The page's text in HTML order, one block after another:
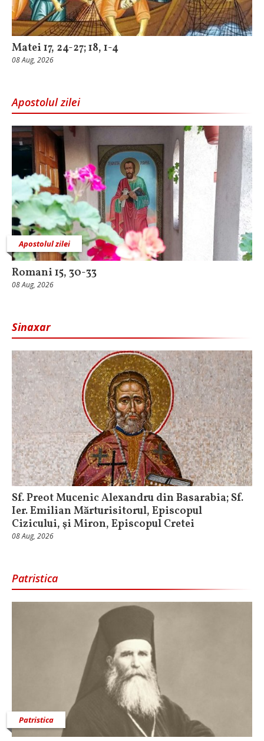
Matei 17, 24-27; 18, 1-4
08 Aug, 2026
Apostolul zilei
Apostolul zilei
Romani 15, 30-33
08 Aug, 2026
Sinaxar
Sf. Preot Mucenic Alexandru din Basarabia; Sf.
Ier. Emilian Mărturisitorul, Episcopul
Cizicului, şi Miron, Episcopul Cretei
08 Aug, 2026
Patristica
Patristica